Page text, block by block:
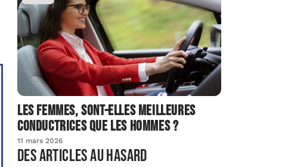
Les femmes, sont-elles meilleures
conductrices que les hommes ?
11 mars 2026
Des articles au hasard